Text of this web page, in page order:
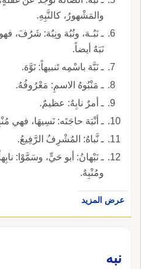
والمَشْهورُ، كالنَّبِهِ.
ـ نَبُـهَ، ونُبُهَ ونِبُهَ: شَرُفَ،
نَبَهٌ أيضاً.
ـ نَبَّهَ باسْمِه تَنبيهاً: نَوَّهَ.
ـ مَنْبُوهُ الاسمِ: مَعْرُوفُهُ.
ـ أمرٌ نابِهٌ: عظيمٌ.
ـ أنْبَهَ حاجَتَه: نَسِيهَا، فهي
ـ نَّباهُ: المُشْرِفُ الرَّفِيعُ.
ـ نَبْهانُ: أبو حَيٍّ، وسَمَّوْا:
ومُنْبِهٌ.
عرض المزيد
نبه